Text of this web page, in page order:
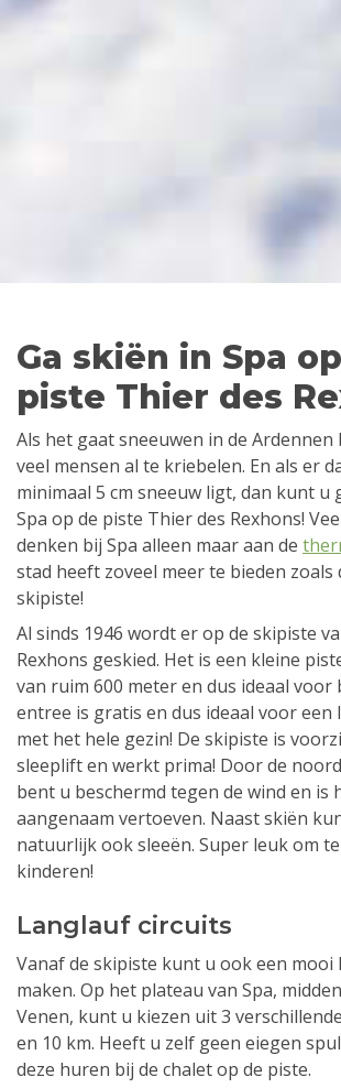
Ga skiën in Spa
piste Thier des
Als het gaat sneeuwen in de
veel mensen al te kriebelen. En als er
minimaal 5 cm sneeuw ligt, dan kunt u
Spa op de piste Thier des Rexhons!
denken bij Spa alleen maar aan de
stad heeft zoveel meer te bieden zoals
skipiste!
Al sinds 1946 wordt er op de skipiste
Rexhons geskied. Het is een kleine
van ruim 600 meter en dus ideaal voor
entree is gratis en dus ideaal voor een
met het hele gezin! De skipiste is
sleeplift en werkt prima! Door de
bent u beschermd tegen de wind en is
aangenaam vertoeven. Naast skiën
natuurlijk ook sleeën. Super leuk om
kinderen!
Langlauf circuits
Vanaf de skipiste kunt u ook een
maken. Op het plateau van Spa,
Venen, kunt u kiezen uit 3
en 10 km. Heeft u zelf geen eiegen
deze huren bij de chalet op de piste.